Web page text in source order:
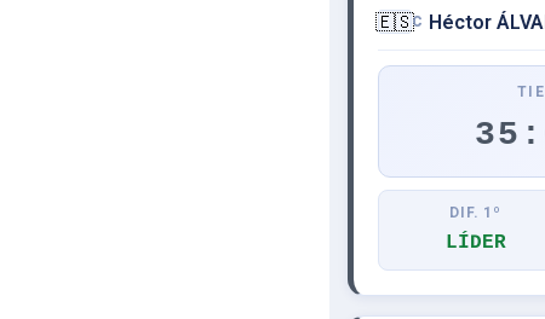
🇪🇸C Héctor
DIF. 1º
LÍDER